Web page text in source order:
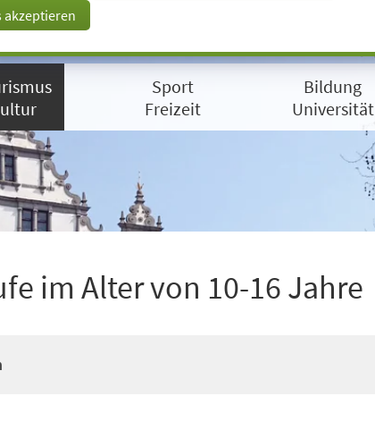
akzeptieren
Sport
Freizeit
Bildung
Universität
im Alter von 10-16 Jahre